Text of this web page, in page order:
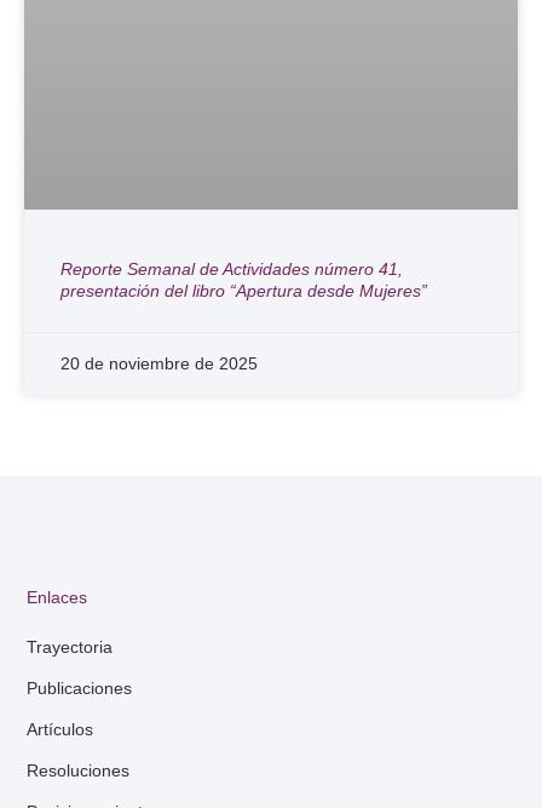
Reporte Semanal de Actividades número 41,
presentación del libro “Apertura desde Mujeres”
20 de noviembre de 2025
Enlaces
Trayectoria
Publicaciones
Artículos
Resoluciones